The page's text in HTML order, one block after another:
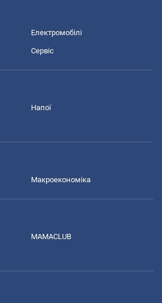
Електромобілі
Сервіс
Напої
Макроекономіка
MAMACLUB